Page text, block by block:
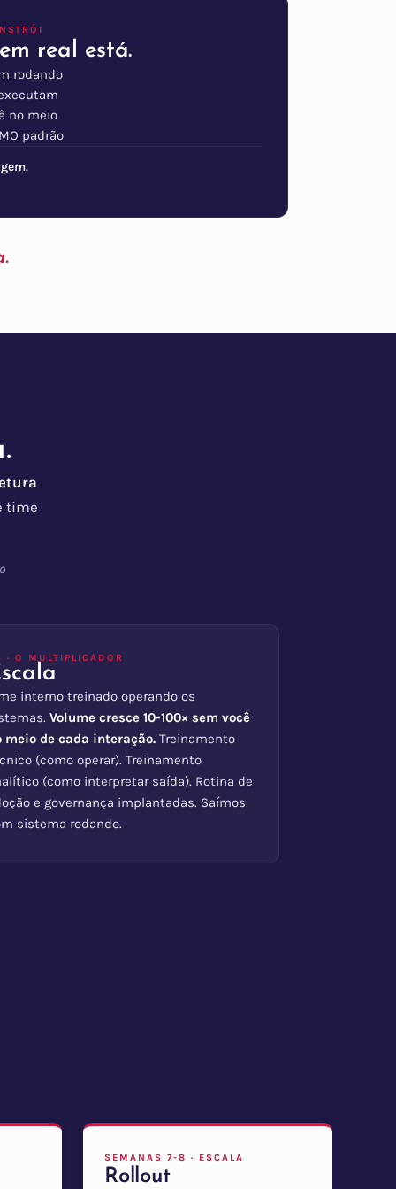
real está.
rodando
no meio
padrão
time
· O MULTIPLICADOR
interno treinado operando os
Volume cresce 10-100× sem você
meio de cada interação. Treinamento
(como operar). Treinamento
(como interpretar saída). Rotina de
e governança implantadas. Saímos
sistema rodando.
SEMANAS 7-8 · ESCALA
Rollout